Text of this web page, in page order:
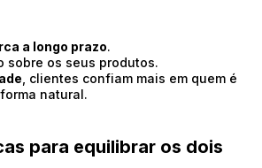
a longo prazo.
sobre os seus produtos.
, clientes confiam mais em quem é
natural.
para equilibrar os dois